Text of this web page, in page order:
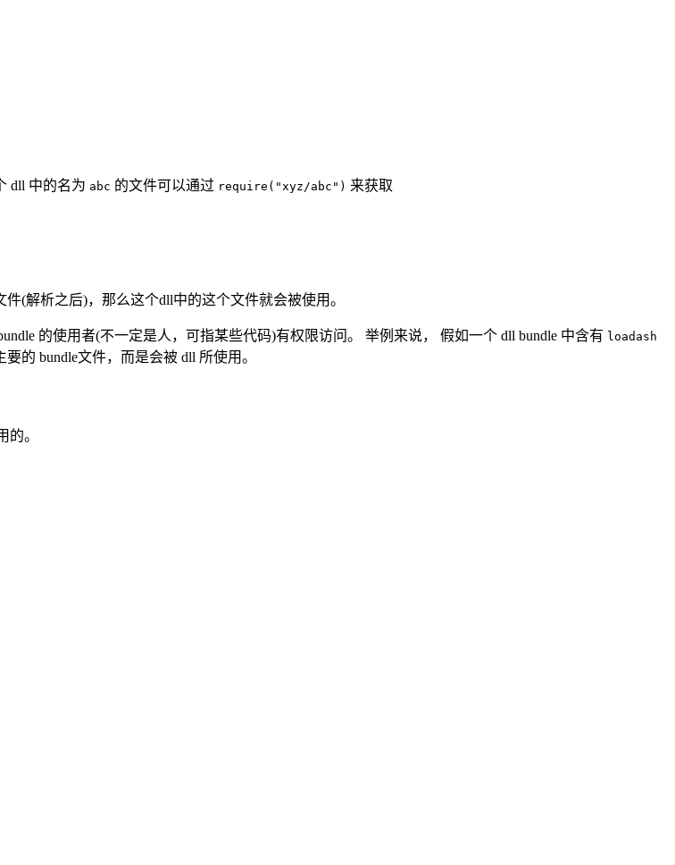
dll 中的名为 abc 的文件可以通过 require("xyz/abc") 来获取
(解析之后)，那么这个dll中的这个文件就会被使用。
的使用者(不一定是人，可指某些代码)有权限访问。 举例来说， 假如一个 dll bundle 中含有 loadash
的 bundle文件，而是会被 dll 所使用。
的。